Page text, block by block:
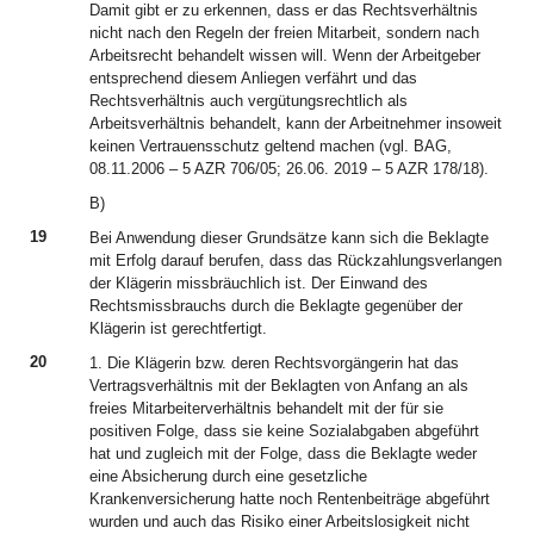
Damit gibt er zu erkennen, dass er das Rechtsverhältnis
nicht nach den Regeln der freien Mitarbeit, sondern nach
Arbeitsrecht behandelt wissen will. Wenn der Arbeitgeber
entsprechend diesem Anliegen verfährt und das
Rechtsverhältnis auch vergütungsrechtlich als
Arbeitsverhältnis behandelt, kann der Arbeitnehmer insoweit
keinen Vertrauensschutz geltend machen (vgl. BAG,
08.11.2006 – 5 AZR 706/05; 26.06. 2019 – 5 AZR 178/18).
B)
19
Bei Anwendung dieser Grundsätze kann sich die Beklagte
mit Erfolg darauf berufen, dass das Rückzahlungsverlangen
der Klägerin missbräuchlich ist. Der Einwand des
Rechtsmissbrauchs durch die Beklagte gegenüber der
Klägerin ist gerechtfertigt.
20
1. Die Klägerin bzw. deren Rechtsvorgängerin hat das
Vertragsverhältnis mit der Beklagten von Anfang an als
freies Mitarbeiterverhältnis behandelt mit der für sie
positiven Folge, dass sie keine Sozialabgaben abgeführt
hat und zugleich mit der Folge, dass die Beklagte weder
eine Absicherung durch eine gesetzliche
Krankenversicherung hatte noch Rentenbeiträge abgeführt
wurden und auch das Risiko einer Arbeitslosigkeit nicht